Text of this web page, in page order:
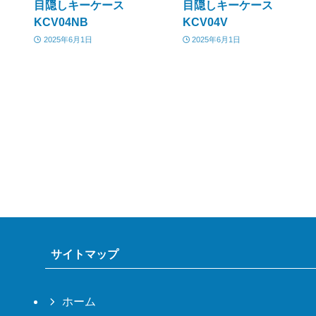
目隠しキーケース
KCV04NB
2025年6月1日
目隠しキーケース
KCV04V
2025年6月1日
サイトマップ
ホーム